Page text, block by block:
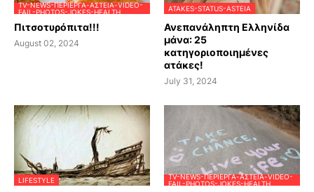
TV-NEWS-ΠΕΡΊΕΡΓΑ-ΑΣΤΕΊΑ-VIDEO-
FAIL-PHOTOS-JOKES-HEALTH
Πιτσοτυρόπιτα!!!
August 02, 2024
ATAKES-STATUS-ASTEIA
Ανεπανάληπτη Ελληνίδα
μάνα: 25
κατηγοριοποιημένες
ατάκες!
July 31, 2024
LIFESTYLE
TV-NEWS-ΠΕΡΊΕΡΓΑ-ΑΣΤΕΊΑ-VIDEO-
FAIL-PHOTOS-JOKES-HEALTH